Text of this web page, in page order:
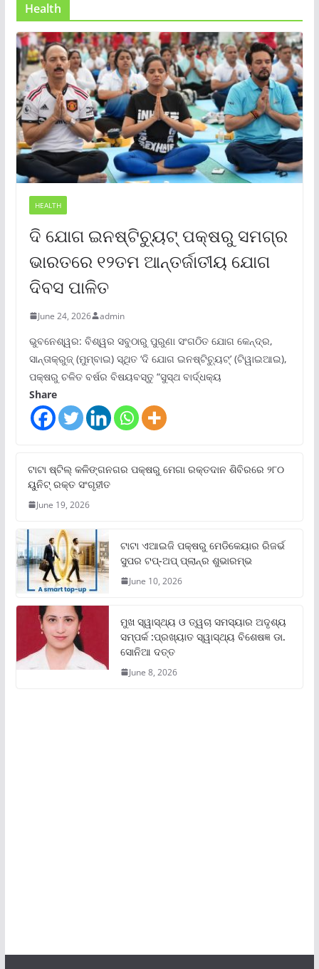
Health
HEALTH
ଦି ଯୋଗ ଇନଷ୍ଟିଚ୍ୟୁଟ୍ ପକ୍ଷରୁ ସମଗ୍ର
ଭାରତରେ ୧୨ତମ ଆନ୍ତର୍ଜାତୀୟ ଯୋଗ
ଦିବସ ପାଳିତ
June 24, 2026 admin
ଭୁବନେଶ୍ୱର: ବିଶ୍ୱର ସବୁଠାରୁ ପୁରୁଣା ସଂଗଠିତ ଯୋଗ କେନ୍ଦ୍ର,
ସାନ୍ତାକ୍ରୁଜ୍ (ମୁମ୍ବାଇ) ସ୍ଥିତ ‘ଦି ଯୋଗ ଇନଷ୍ଟିଚ୍ୟୁଟ୍‌’ (ଟିୱାଇଆଇ),
ପକ୍ଷରୁ ଚଳିତ ବର୍ଷର ବିଷୟବସ୍ତୁ “ସୁସ୍ଥ ବାର୍ଦ୍ଧକ୍ୟ
Share
ଟାଟା ଷ୍ଟିଲ୍‌ କଳିଙ୍ଗନଗର ପକ୍ଷରୁ ମେଗା ରକ୍ତଦାନ ଶିବିରରେ ୨୮୦
ୟୁନିଟ୍‌ ରକ୍ତ ସଂଗୃହୀତ
June 19, 2026
ଟାଟା ଏଆଇଜି ପକ୍ଷରୁ ମେଡିକେୟାର ରିଜର୍ଭ
ସୁପର ଟପ୍‌-ଅପ୍ ପ୍ଲାନ୍‌ର ଶୁଭାରମ୍ଭ
June 10, 2026
ମୁଖ ସ୍ୱାସ୍ଥ୍ୟ ଓ ତ୍ୱଚା ସମସ୍ୟାର ଅଦୃଶ୍ୟ
ସମ୍ପର୍କ :ପ୍ରଖ୍ୟାତ ସ୍ୱାସ୍ଥ୍ୟ ବିଶେଷଜ୍ଞ ଡା.
ସୋନିଆ ଦତ୍ତ
June 8, 2026